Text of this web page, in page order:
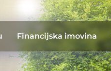
Financijska imovina